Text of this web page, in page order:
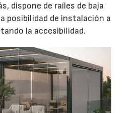
dispone de raíles de baja
posibilidad de instalación a
la accesibilidad.